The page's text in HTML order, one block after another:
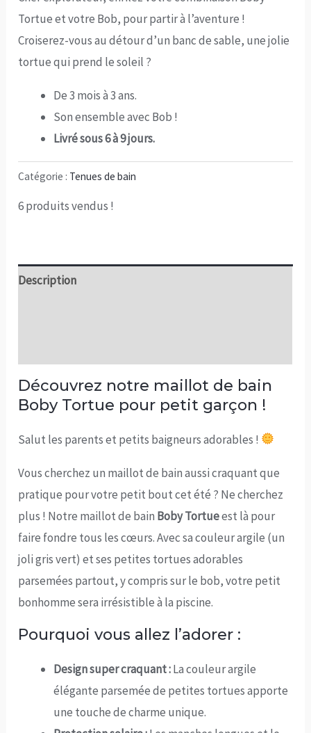
Ensemble
Boby
Tortue
Tortue et votre Bob, pour partir à l’aventure !
Croiserez-vous au détour d’un banc de sable, une jolie
tortue qui prend le soleil ?
De 3 mois à 3 ans.
Son ensemble avec Bob !
Livré sous 6 à 9 jours.
Catégorie : Tenues de bain
6produits vendus !
Description
Découvrez notre maillot de bain
Boby Tortue pour petit garçon !
Salut les parents et petits baigneurs adorables !
Vous cherchez un maillot de bain aussi craquant que
pratique pour votre petit bout cet été ? Ne cherchez
plus ! Notre maillot de bain Boby Tortueest là pour
faire fondre tous les cœurs. Avec sa couleur argile (un
joli gris vert) et ses petites tortues adorables
parsemées partout, y compris sur le bob, votre petit
bonhomme sera irrésistible à la piscine.
Pourquoi vous allez l’adorer :
Design super craquant :La couleur argile
élégante parsemée de petites tortues apporte
une touche de charme unique.